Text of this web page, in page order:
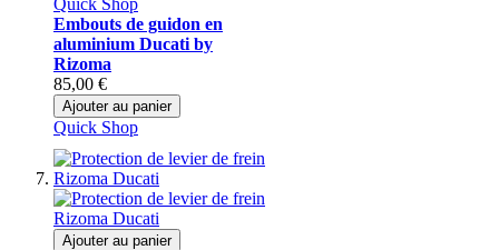
Embouts de guidon en
aluminium Ducati by
Rizoma
85,00 €
Ajouter au panier
Quick Shop
Ajouter au panier